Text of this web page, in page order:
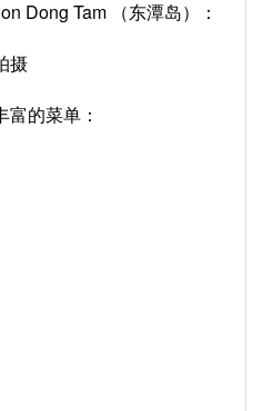
Dong Tam （东潭岛）：
摄
的菜单：